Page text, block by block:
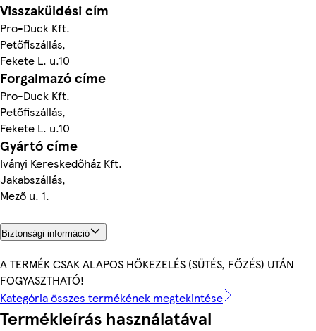
Visszaküldési cím
Pro-Duck Kft.
Petőfiszállás,
Fekete L. u.10
Forgalmazó címe
Pro-Duck Kft.
Petőfiszállás,
Fekete L. u.10
Gyártó címe
Iványi Kereskedőház Kft.
Jakabszállás,
Mező u. 1.
Biztonsági információ
A TERMÉK CSAK ALAPOS HŐKEZELÉS (SÜTÉS, FŐZÉS) UTÁN
FOGYASZTHATÓ!
Kategória összes termékének megtekintése
Termékleírás használatával